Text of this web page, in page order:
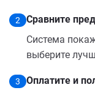
2
Сравните
Система
выберите
3
Оплатите и